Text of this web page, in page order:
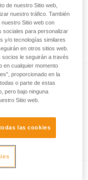
de la
PLATO
con leds
de nuestro Sitio web,
nuestro tráfico. También
Sitio web con
sociales para personalizar
y/o tecnologías similares
en otros sitios web.
le seguirán a través
en cualquier momento
proporcionado en la
o parte de estas
pero bajo ninguna
Sitio web.
las cookies